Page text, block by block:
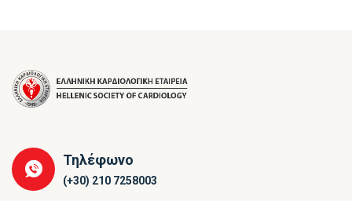
Τηλέφωνο
(+30) 210 7258003